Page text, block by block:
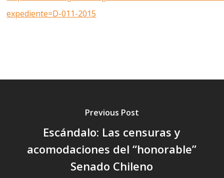
expediente=D-011-2015
Previous Post
Escándalo: Las censuras y
acomodaciones del “honorable”
Senado Chileno